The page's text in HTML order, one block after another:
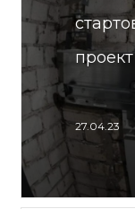
27.04.23